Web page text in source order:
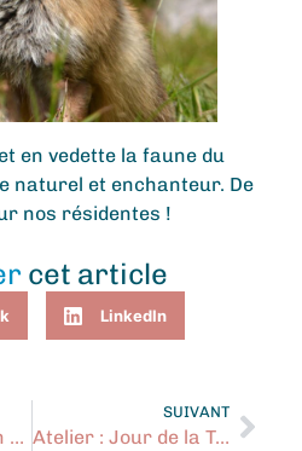
en vedette la faune du
naturel et enchanteur. De
nos résidentes !
cet article
LinkedIn
Atelier : protection dans le dating en ligne
SUIVANT
Atelier : Jour de la Terre